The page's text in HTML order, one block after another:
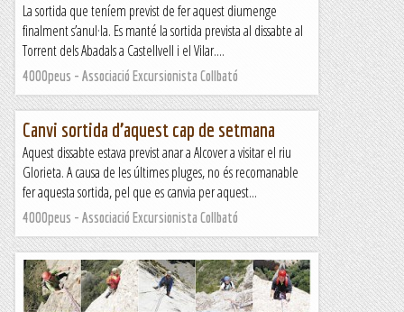
La sortida que teníem previst de fer aquest diumenge
finalment s’anul·la. Es manté la sortida prevista al dissabte al
Torrent dels Abadals a Castellvell i el Vilar....
4000peus - Associació Excursionista Collbató
Canvi sortida d’aquest cap de setmana
Aquest dissabte estava previst anar a Alcover a visitar el riu
Glorieta. A causa de les últimes pluges, no és recomanable
fer aquesta sortida, pel que es canvia per aquest...
4000peus - Associació Excursionista Collbató